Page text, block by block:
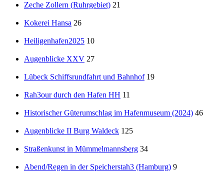
Zeche Zollern (Ruhrgebiet) 21
Kokerei Hansa 26
Heiligenhafen2025 10
Augenblicke XXV 27
Lübeck Schiffsrundfahrt und Bahnhof 19
Rah3our durch den Hafen HH 11
Historischer Güterumschlag im Hafenmuseum (2024) 46
Augenblicke II Burg Waldeck 125
Straßenkunst in Mümmelmannsberg 34
Abend/Regen in der Speicherstah3 (Hamburg) 9